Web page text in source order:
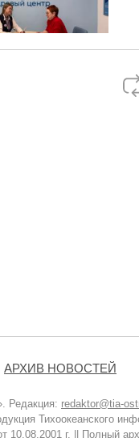
АРХИВ НОВОСТЕЙ
Редакция: redaktor@tia-
Тихоокеанского
10.08.2001 г. || Полный